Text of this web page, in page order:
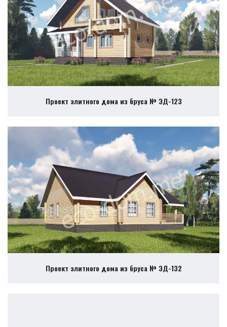
Проект элитного дома из бруса № ЭД-123
Проект элитного дома из бруса № ЭД-132